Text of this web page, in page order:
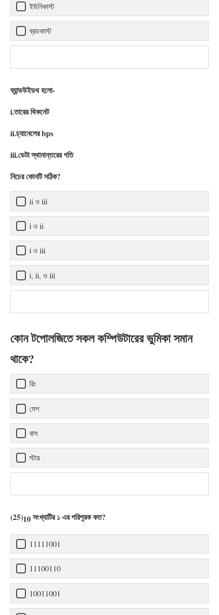
ইউনিকাস্ট
ব্রডকাস্ট
ব্যান্ডউইডথ হলো-
i.তারের থিকনেট
ii.চ্যানেলের bps
iii.ডেটা স্থানান্তরের গতি
নিচের কোনটি সঠিক?
ii ও iii
i ও ii
i ও iii
i, ii, ও iii
কোন টপোলজিতে সকল কম্পিউটারের ভুমিকা সমান
থাকে?
রিং
মেশ
বাস
স্টার
(25)10সংখ্যাটির ১ এর পরিপূরক কত?
11111001
11100110
10011001